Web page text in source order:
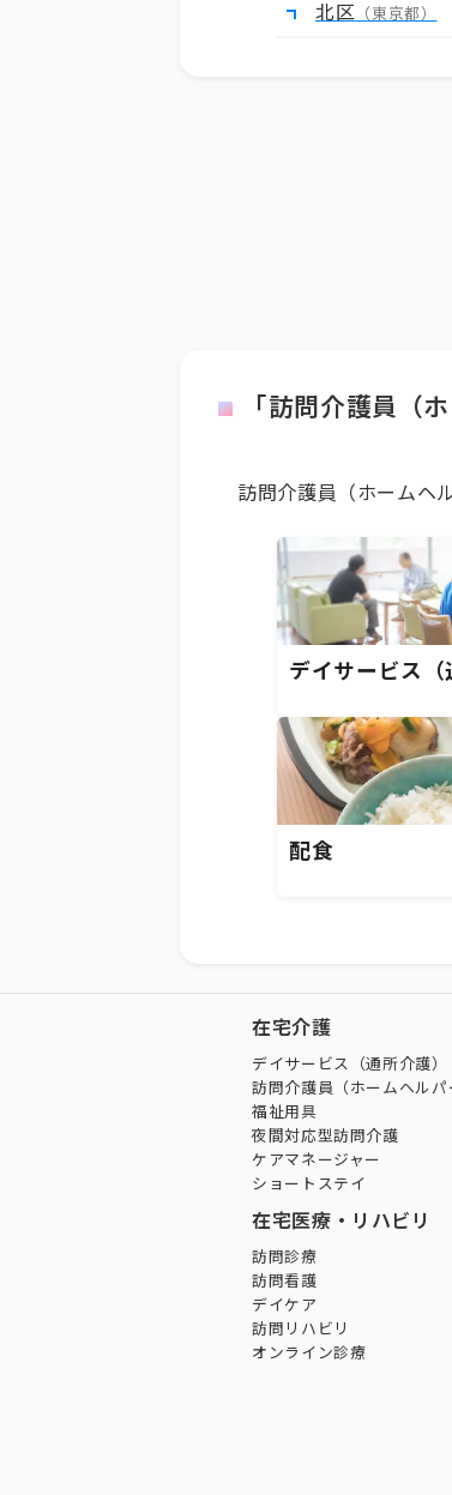
北区 （東京都）
「訪問介護員（
訪問介護員（ホームヘ
デイサービス（
配食
在宅介護
デイサービス（通所介護）
訪問介護員（ホームヘルパ
福祉用具
夜間対応型訪問介護
ケアマネージャー
ショートステイ
在宅医療・リハビリ
訪問診療
訪問看護
デイケア
訪問リハビリ
オンライン診療